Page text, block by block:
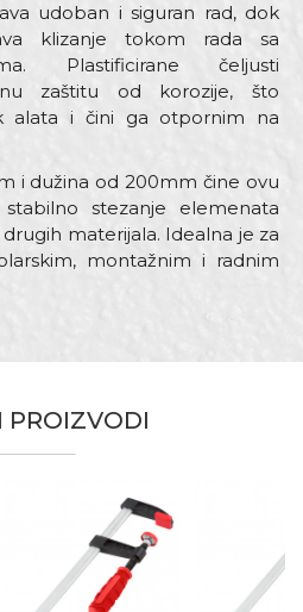
udoban i siguran rad, dok
klizanje tokom rada sa
Plastificirane čeljusti
zaštitu od korozije, što
alata i čini ga otpornim na
i dužina od 200mm čine ovu
stezanje elemenata
materijala. Idealna je za
montažnim i radnim
Stege
Plastika
Beorol
PROIZVODI